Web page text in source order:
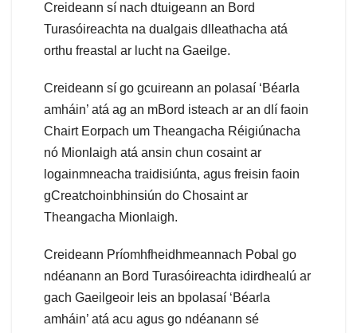
Creideann sí nach dtuigeann an Bord
Turasóireachta na dualgais dlleathacha atá
orthu freastal ar lucht na Gaeilge.
Creideann sí go gcuireann an polasaí ‘Béarla
amháin’ atá ag an mBord isteach ar an dlí faoin
Chairt Eorpach um Theangacha Réigiúnacha
nó Mionlaigh atá ansin chun cosaint ar
logainmneacha traidisiúnta, agus freisin faoin
gCreatchoinbhinsiún do Chosaint ar
Theangacha Mionlaigh.
Creideann Príomhfheidhmeannach Pobal go
ndéanann an Bord Turasóireachta idirdhealú ar
gach Gaeilgeoir leis an bpolasaí ‘Béarla
amháin’ atá acu agus go ndéanann sé